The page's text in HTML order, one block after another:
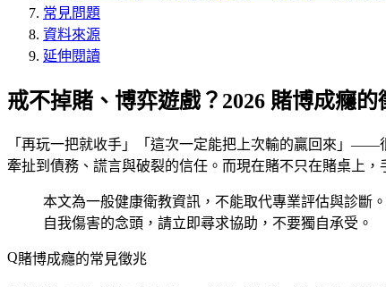
常見問題
資料來源
延伸閱讀
戒不掉賭、博弈遊戲？2026 賭博成癮的
「再玩一把就收手」「這次一定能把上次輸的贏回來」
牽扯到債務、謊言與破裂的信任。而現在賭不只在賭桌上
本文為一般健康衛教資訊，不能取代專業評估與診斷
自我傷害的念頭，請立即尋求協助，不要獨自承受。
賭博成癮的常見徵兆